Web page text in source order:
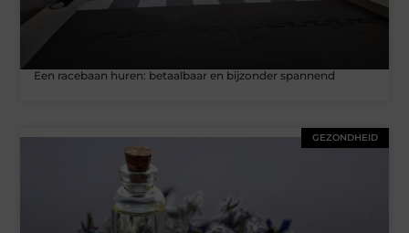
Een racebaan huren: betaalbaar en bijzonder spannend
GEZONDHEID